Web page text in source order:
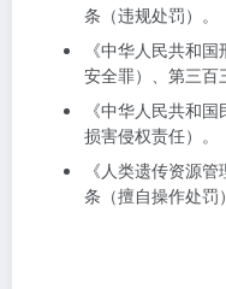
条（违规处罚）。
《中华人民共和
安全罪）、第三百
《中华人民共和
损害侵权责任）。
《人类遗传资源
条（擅自操作处罚